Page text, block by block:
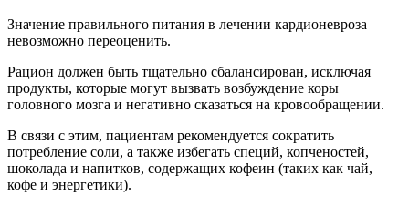
Значение правильного питания в лечении кардионевроза
невозможно переоценить.
Рацион должен быть тщательно сбалансирован, исключая
продукты, которые могут вызвать возбуждение коры
головного мозга и негативно сказаться на кровообращении.
В связи с этим, пациентам рекомендуется сократить
потребление соли, а также избегать специй, копченостей,
шоколада и напитков, содержащих кофеин (таких как чай,
кофе и энергетики).